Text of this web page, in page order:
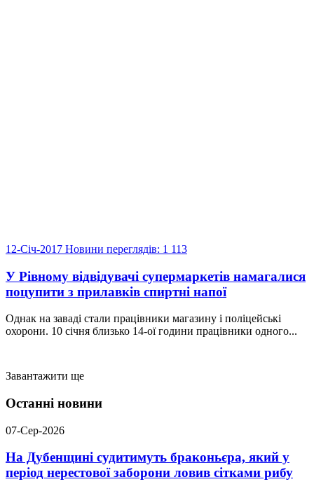
12-Січ-2017 Новини переглядів: 1 113
У Рівному відвідувачі супермаркетів намагалися
поцупити з прилавків спиртні напої
Однак на заваді стали працівники магазину і поліцейські
охорони. 10 січня близько 14-ої години працівники одного...
Завантажити ще
Останні новини
07-Сер-2026
На Дубенщині судитимуть браконьєра, який у
період нерестової заборони ловив сітками рибу